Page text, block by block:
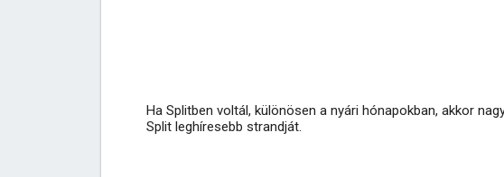
Ha Splitben voltál, különösen a nyári hónapokban, akkor
Split leghíresebb strandját.